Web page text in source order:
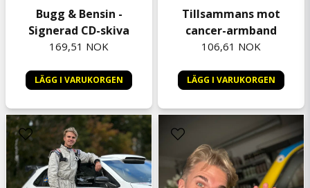
Bugg & Bensin -
Signerad CD-skiva
169,51 NOK
LÄGG I VARUKORGEN
Tillsammans mot
cancer-armband
106,61 NOK
LÄGG I VARUKORGEN